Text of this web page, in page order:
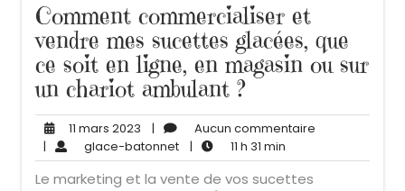
Comment commercialiser et
vendre mes sucettes glacées, que
ce soit en ligne, en magasin ou sur
un chariot ambulant ?
11 mars 2023
mars
2023
| Aucun commentaire
| glace-batonnetglace-
batonnet
| 11 h 31 min
h
31
Le marketing et la vente de vos sucettes